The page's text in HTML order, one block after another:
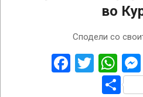
во
Сподели со